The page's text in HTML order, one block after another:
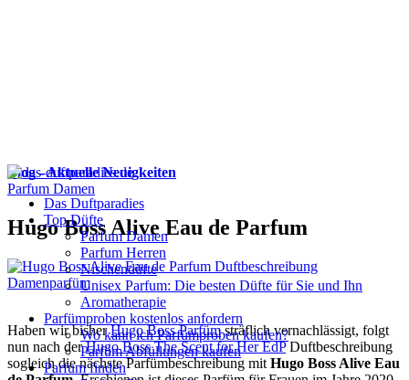
Das Duftparadies
Top Düfte
Parfum Damen
Parfum Herren
Nischendüfte
Unisex Parfum: Die besten Düfte für Sie und Ihn
Aromatherapie
Parfümproben kostenlos anfordern
Wo kann ich Parfümproben kaufen?
Parfüm Abfüllungen kaufen
Parfum finden
Blog - Aktuelle Neuigkeiten
Parfum Damen
Hugo Boss Alive Eau de Parfum
Haben wir bisherHugo Boss Parfümsträflich vernachlässigt, folgt
nun nach derHugo Boss The Scent for Her EdPDuftbeschreibung
sogleich die nächste Parfümbeschreibung mit Hugo Boss Alive Eau